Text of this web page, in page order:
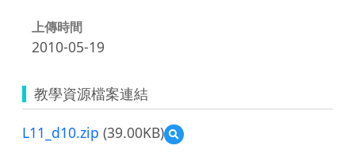
上傳時間
2010-05-19
教學資源檔案連結
L11_d10.zip (39.00KB)
預
覽